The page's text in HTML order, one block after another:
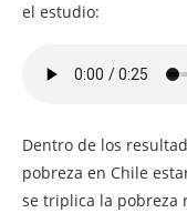
el estudio:
Dentro de los
pobreza en Chile
se triplica la pobreza